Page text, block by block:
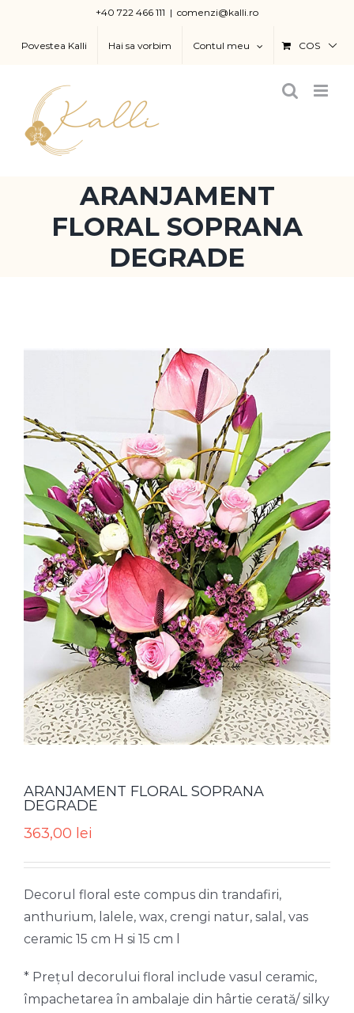
content
+40 722 466 111 | comenzi@kalli.ro
Povestea Kalli Hai sa vorbim Contul meu COS
ARANJAMENT
FLORAL SOPRANA
DEGRADE
ARANJAMENT FLORAL SOPRANA
DEGRADE
363,00 lei
Decorul floral este compus din trandafiri,
anthurium, lalele, wax, crengi natur, salal, vas
ceramic 15 cm H si 15 cm l
* Prețul decorului floral include vasul ceramic,
împachetarea în ambalaje din hârtie cerată/ silky